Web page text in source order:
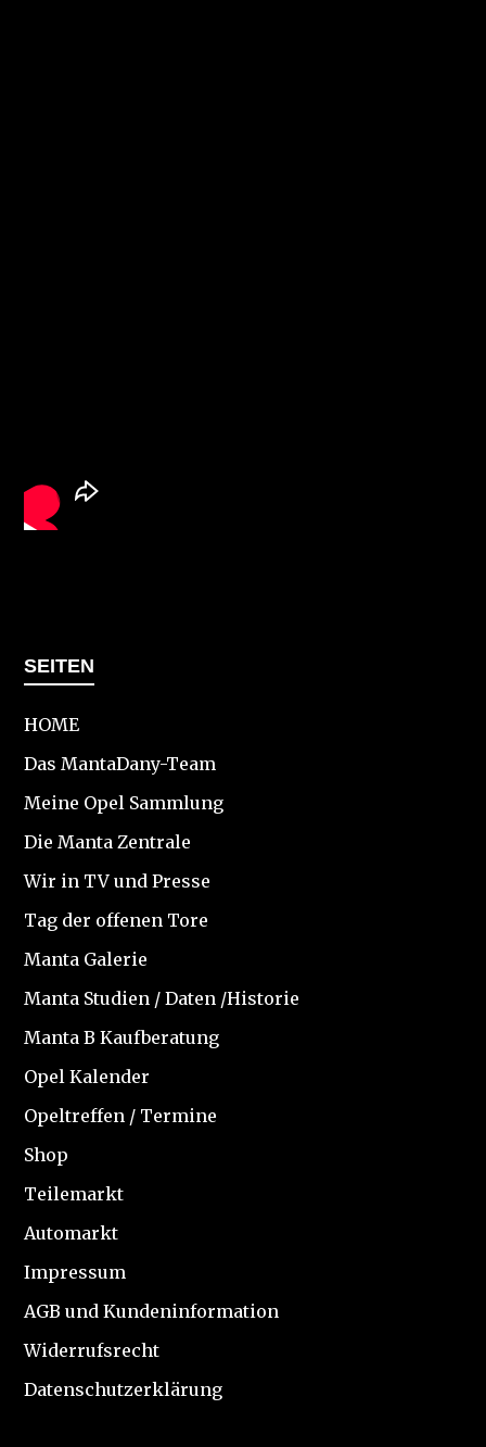
SEITEN
HOME
Das MantaDany-Team
Meine Opel Sammlung
Die Manta Zentrale
Wir in TV und Presse
Tag der offenen Tore
Manta Galerie
Manta Studien / Daten /Historie
Manta B Kaufberatung
Opel Kalender
Opeltreffen / Termine
Shop
Teilemarkt
Automarkt
Impressum
AGB und Kundeninformation
Widerrufsrecht
Datenschutzerklärung